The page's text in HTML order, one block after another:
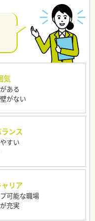
気
ある
がない
ンス
すい
ャリア
可能な職場
充実